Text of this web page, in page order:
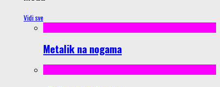
Vidi sve
Metalik na nogama